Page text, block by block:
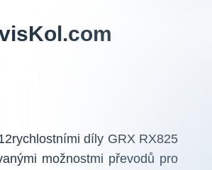
díly GRX RX825
možnostmi převodů pro